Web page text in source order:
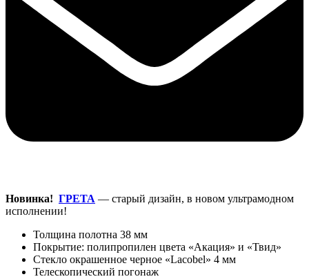
Новинка! ГРЕТА — старый дизайн, в новом ультрамодном
исполнении!
Толщина полотна 38 мм
Покрытие: полипропилен цвета «Акация» и «Твид»
Стекло окрашенное черное «Lacobel» 4 мм
Телескопический погонаж